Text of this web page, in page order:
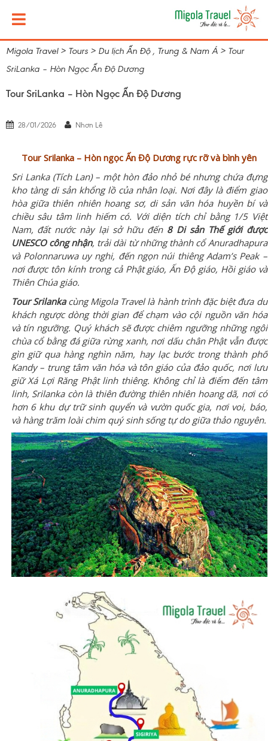
Migola Travel> Tours > Du lịch Ấn Độ , Trung & Nam Á > Tour
SriLanka – Hòn Ngọc Ấn Độ Dương
Tour SriLanka – Hòn Ngọc Ấn Độ Dương
28/01/2026 Nhơn Lê
Tour Srilanka – Hòn ngọc Ấn Độ Dương rực rỡ và bình yên
Sri Lanka (Tích Lan) – một hòn đảo nhỏ bé nhưng chứa đựng
kho tàng di sản khổng lồ của nhân loại. Nơi đây là điểm giao
hòa giữa thiên nhiên hoang sơ, di sản văn hóa huyền bí và
chiều sâu tâm linh hiếm có. Với diện tích chỉ bằng 1/5 Việt
Nam, đất nước này lại sở hữu đến 8 Di sản Thế giới được
UNESCO công nhận, trải dài từ những thành cổ Anuradhapura
và Polonnaruwa uy nghi, đến ngọn núi thiêng Adam’s Peak –
nơi được tôn kính trong cả Phật giáo, Ấn Độ giáo, Hồi giáo và
Thiên Chúa giáo.
Tour Srilankacùng Migola Travel là hành trình đặc biệt đưa du
khách ngược dòng thời gian để chạm vào cội nguồn văn hóa
và tín ngưỡng. Quý khách sẽ được chiêm ngưỡng những ngôi
chùa cổ bằng đá giữa rừng xanh, nơi dấu chân Phật vẫn được
gìn giữ qua hàng nghìn năm, hay lạc bước trong thành phố
Kandy – trung tâm văn hóa và tôn giáo của đảo quốc, nơi lưu
giữ Xá Lợi Răng Phật linh thiêng. Không chỉ là điểm đến tâm
linh, Srilanka còn là thiên đường thiên nhiên hoang dã, nơi có
hơn 6 khu dự trữ sinh quyển và vườn quốc gia, nơi voi, báo,
và hàng trăm loài chim quý sinh sống tự do giữa thảo nguyên.